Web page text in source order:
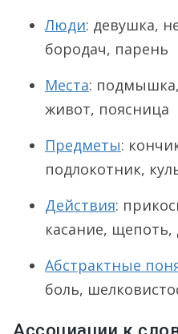
Люди: девушка,
бородач, парень
Места:
живот, поясница
Предметы:
подлокотник,
Действия:
касание,
Абстрактные
боль,